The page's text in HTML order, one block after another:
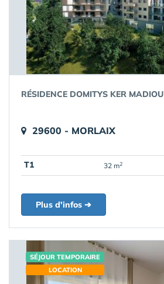
RÉSIDENCE DOMITYS KER MADIOU
29600 - MORLAIX
T1 32 m2
Plus d'infos ➔
SÉJOUR TEMPORAIRE
LOCATION